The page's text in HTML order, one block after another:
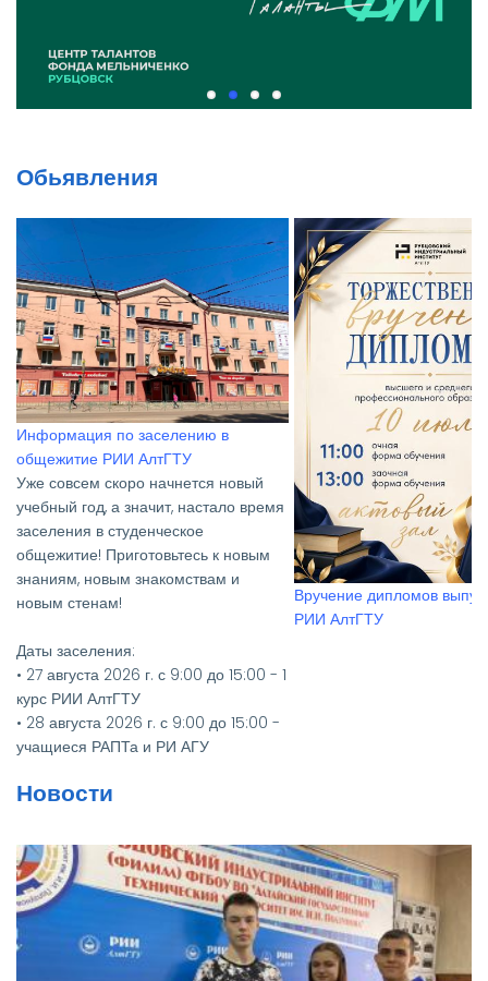
Обьявления
Информация по заселению в
общежитие РИИ АлтГТУ
Уже совсем скоро начнется новый
учебный год, а значит, настало время
заселения в студенческое
общежитие! Приготовьтесь к новым
знаниям, новым знакомствам и
новым стенам!
Даты заселения:
• 27 августа 2026 г. с 9:00 до 15:00 - 1
курс РИИ АлтГТУ
• 28 августа 2026 г. с 9:00 до 15:00 -
учащиеся РАПТа и РИ АГУ
15:00 - 2-4 курсы РИИ АлтГТУ
Необходимые документы:
• Паспорт и его копия
• Медицинская справка
(флюорография (копия), кровь на
RW, осмотр на чесотку и педикулез)
• Для первокурсников — два фото
Вручение дипломов
РИИ АлтГТУ
Новости